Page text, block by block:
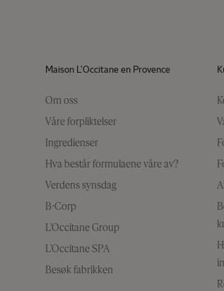
Maison L'Occitane en Provence
Om oss
Våre forpliktelser
Ingredienser
Hva består formulaene våre av?
Verdens synsdag
B-Corp
L'Occitane Group
L'Occitane SPA
Besøk fabrikken